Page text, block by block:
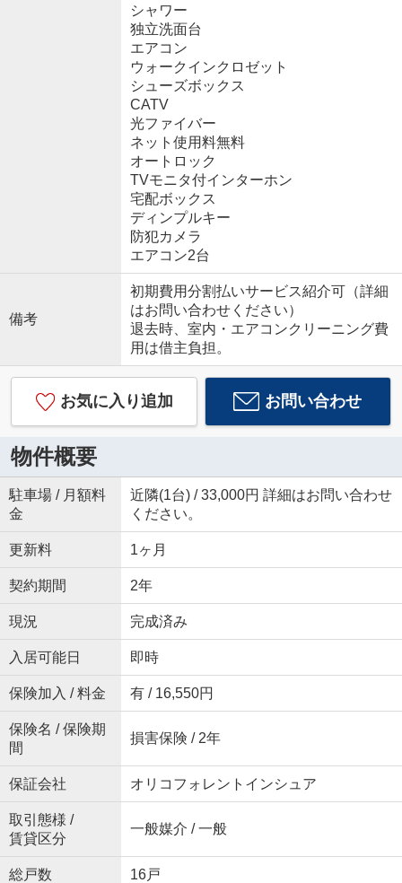
シャワー
独立洗面台
エアコン
ウォークインクロゼット
シューズボックス
CATV
光ファイバー
ネット使用料無料
オートロック
TVモニタ付インターホン
宅配ボックス
ディンプルキー
防犯カメラ
エアコン2台
備考
初期費用分割払いサービス紹介可（詳細
はお問い合わせください）
退去時、室内・エアコンクリーニング費
用は借主負担。
お気に入り追加 お問い合わせ
物件概要
駐車場 / 月額料
金
近隣(1台) / 33,000円 詳細はお問い合わせ
ください。
更新料 1ヶ月
契約期間 2年
現況 完成済み
入居可能日 即時
保険加入 / 料金 有 / 16,550円
保険名 / 保険期
間
損害保険 / 2年
保証会社 オリコフォレントインシュア
取引態様 /
賃貸区分
一般媒介 / 一般
総戸数 16戸